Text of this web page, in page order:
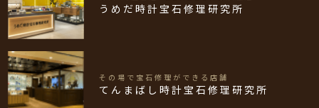
うめだ時計宝石修理研究所
その場で宝石修理ができる店舗
てんまばし時計宝石修理研究所